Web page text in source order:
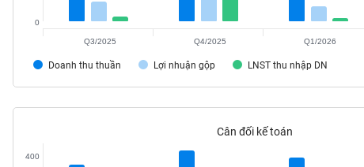
Doanh thu thuần Lợi nhuận gộp LNST thu nhập DN
0
Q3/2025 Q4/2025 Q1/2026
Cân đối kế toán
400
NGHIỆP
TIÊU
DÙNG